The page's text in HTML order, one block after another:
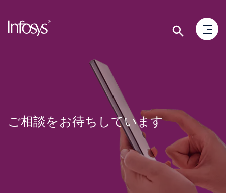
ご相談をお待ちしています